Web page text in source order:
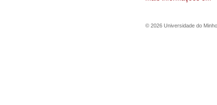
© 2026 Universidade do Minho